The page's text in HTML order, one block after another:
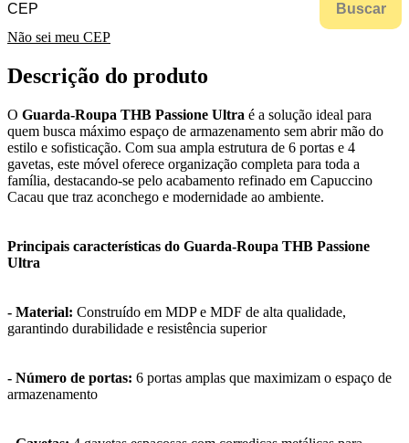
Buscar
Não sei meu CEP
Descrição do produto
O Guarda-Roupa THB Passione Ultra é a solução ideal para
quem busca máximo espaço de armazenamento sem abrir mão do
estilo e sofisticação. Com sua ampla estrutura de 6 portas e 4
gavetas, este móvel oferece organização completa para toda a
família, destacando-se pelo acabamento refinado em Capuccino
Cacau que traz aconchego e modernidade ao ambiente.
Principais características do Guarda-Roupa THB Passione
Ultra
- Material: Construído em MDP e MDF de alta qualidade,
garantindo durabilidade e resistência superior
- Número de portas: 6 portas amplas que maximizam o espaço de
armazenamento